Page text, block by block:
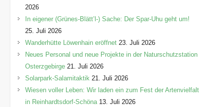
2026
In eigener (Grünes-Blätt’l-) Sache: Der Spar-Uhu geht um!
25. Juli 2026
Wanderhütte Löwenhain eröffnet 23. Juli 2026
Neues Personal und neue Projekte in der Naturschutzstation
Osterzgebirge 21. Juli 2026
Solarpark-Salamitaktik 21. Juli 2026
Wiesen voller Leben: Wir laden ein zum Fest der Artenvielfalt
in Reinhardtsdorf-Schöna 13. Juli 2026